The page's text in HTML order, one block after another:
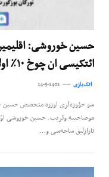
حسین خوروشی:
ائتکیسی ان چوخ ۱۰٪ اولا بیلر
اتک‌یازی 14-5-1401
سو حؤوزه‌لری اوزره متخصص حسین
موصاحیبه وئریب. حسین خوروشی
تارازلیق ساحه‌سی و…